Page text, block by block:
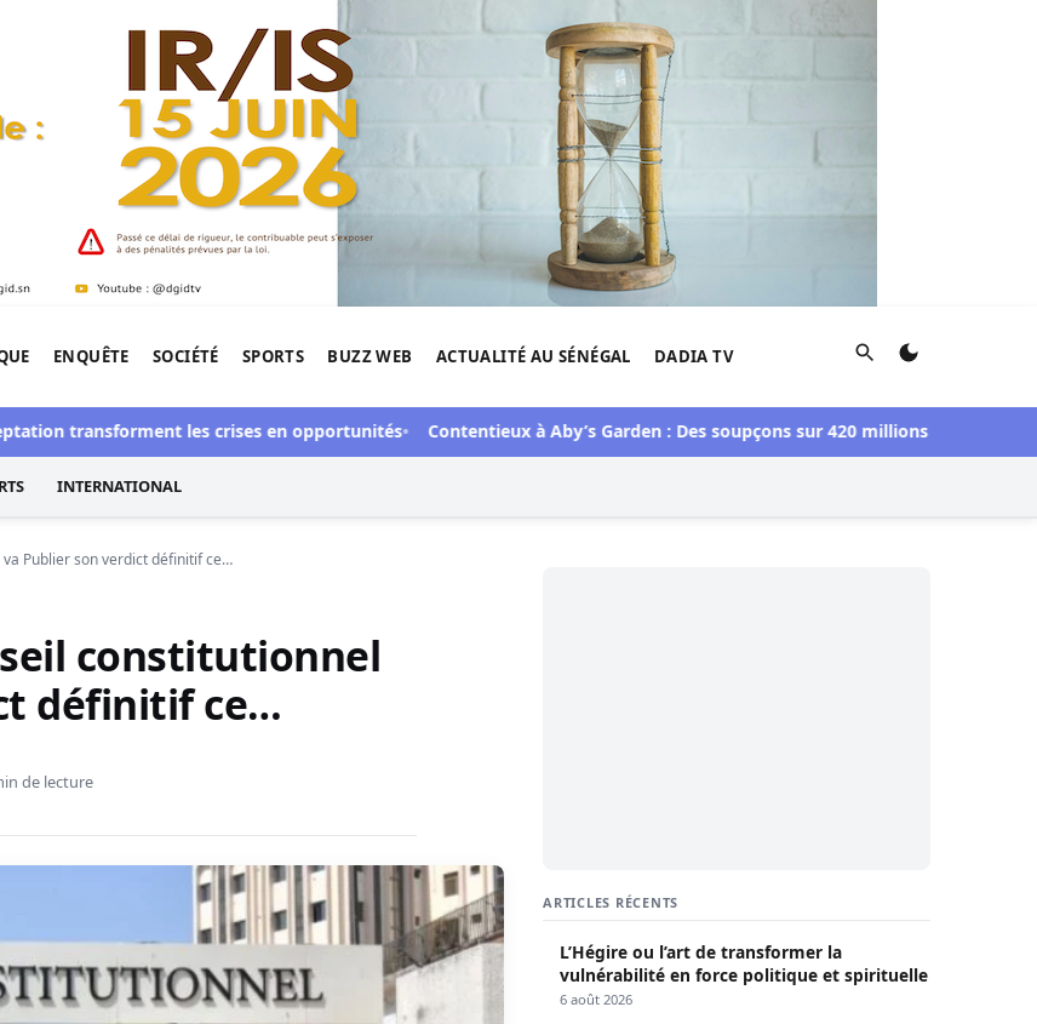
de l'Afrique.
ENQUÊTE SOCIÉTÉ SPORTS BUZZ WEB ACTUALITÉ AU SÉNÉGAL DADIA TV Rechercher
transforment les crises en opportunités Contentieux à Aby’s Garden : Des soupçons sur 420 millions F CFA, Aby
INTERNATIONAL
Publier son verdict définitif ce…
constitutionnel
définitif ce…
de lecture
ARTICLES RÉCENTS
L’Hégire ou l’art de transformer la
vulnérabilité en force politique et spirituelle
6 août 2026